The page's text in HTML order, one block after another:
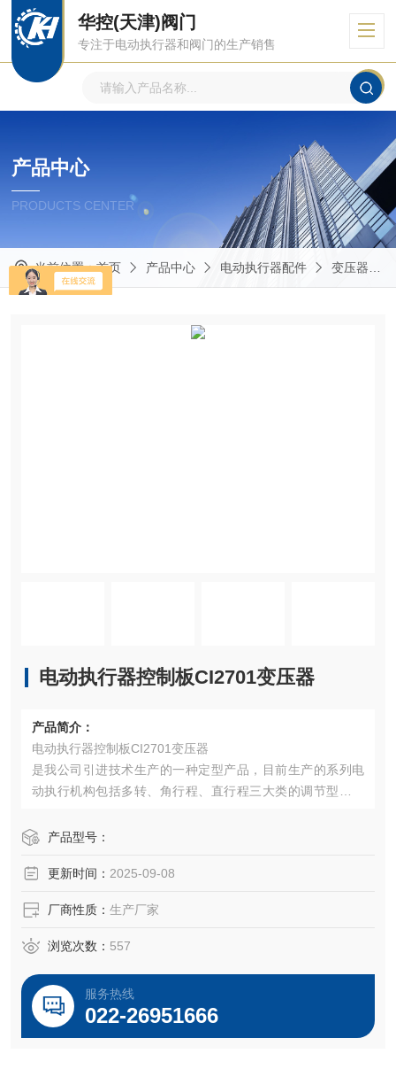
华控(天津)阀门
专注于电动执行器和阀门的生产销售
产品中心
PRODUCTS CENTER
当前位置：首页 产品中心 电动执行器配件 变压器
电动执行器控制板CI2701变压器
产品简介：
电动执行器控制板CI2701变压器
是我公司引进技术生产的一种定型产品，目前生产的系列电
动执行机构包括多转、角行程、直行程三大类的调节型，远
键元器件全部进口，零部件的加工，元器件的筛选，整机装
格执行国家标准。
产品型号：
更新时间： 2025-09-08
厂商性质： 生产厂家
浏览次数： 557
服务热线
022-26951666